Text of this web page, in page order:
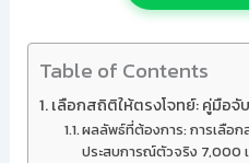
Table of Contents
เลือกสถิติให้ตรงโจทย์: คู่มือจั
ผลลัพธ์ที่ต้องการ: การเลือ
ประสบการณ์ตัวจริง 7,000